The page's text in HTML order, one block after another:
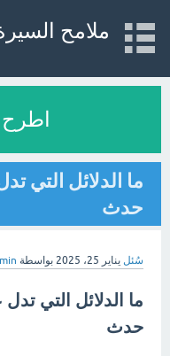
ملامح
ما الدلائل التي
حدث
سُئل يناير 25، 2025 بواسطة
ما الدلائل التي تدل
حدث